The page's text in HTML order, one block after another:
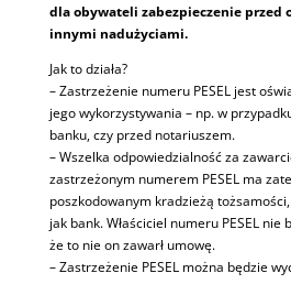
dla obywateli zabezpieczenie przed
innymi nadużyciami.
Jak to działa?
– Zastrzeżenie numeru PESEL jest
jego wykorzystywania – np. w
banku, czy przed notariuszem.
– Wszelka odpowiedzialność za
zastrzeżonym numerem PESEL ma
poszkodowanym kradzieżą
jak bank. Właściciel numeru PESEL nie
że to nie on zawarł umowę.
– Zastrzeżenie PESEL można będzie